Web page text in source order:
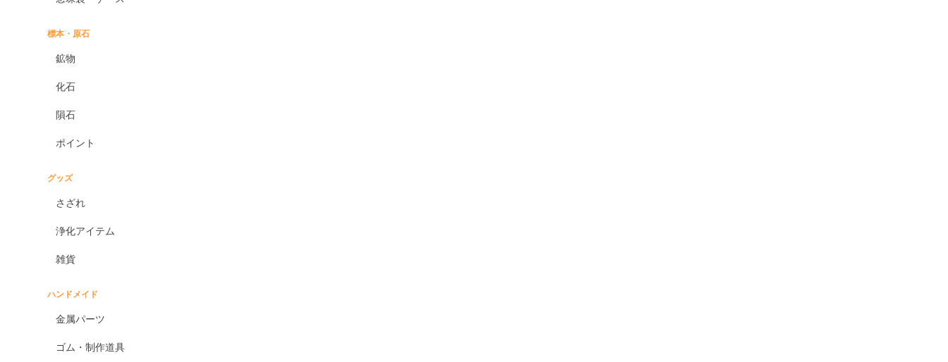
標本・原石
鉱物
化石
隕石
ポイント
グッズ
さざれ
浄化アイテム
雑貨
ハンドメイド
金属パーツ
ゴム・制作道具